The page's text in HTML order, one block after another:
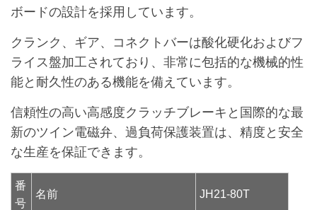
ボードの設計を採用しています。
クランク、ギア、コネクトバーは酸化硬化およびフ
ライス盤加工されており、非常に包括的な機械的性
能と耐久性のある機能を備えています。
信頼性の高い高感度クラッチブレーキと国際的な最
新のツイン電磁弁、過負荷保護装置は、精度と安全
な生産を保証できます。
番
号
名前 JH21-80T